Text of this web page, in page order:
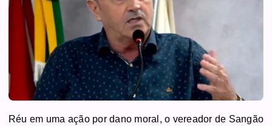
Réu em uma ação por dano moral, o vereador de Sangão